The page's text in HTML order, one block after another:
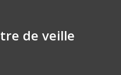
de veille